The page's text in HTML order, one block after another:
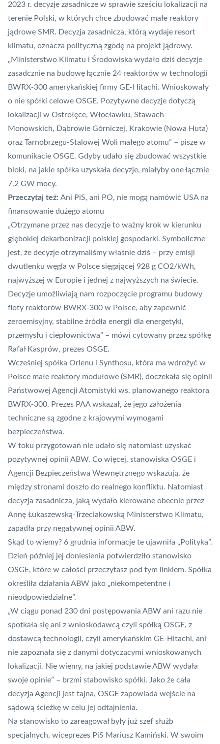
2023 r. decyzje zasadnicze w sprawie sześciu lokalizacji na
terenie Polski, w których chce zbudować małe reaktory
jądrowe SMR. Decyzja zasadnicza, którą wydaje resort
klimatu, oznacza polityczną zgodę na projekt jądrowy.
„Ministerstwo Klimatu i Środowiska wydało dziś decyzje
zasadcznie na budowę łącznie 24 reaktorów w technologii
BWRX-300 amerykańskiej firmy GE-Hitachi. Wnioskowały
o nie spółki celowe OSGE. Pozytywne decyzje dotyczą
lokalizacji w Ostrołęce, Włocławku, Stawach
Monowskich, Dąbrowie Górniczej, Krakowie (Nowa Huta)
oraz Tarnobrzegu-Stalowej Woli małego atomu” – pisze w
komunikacie OSGE. Gdyby udało się zbudować wszystkie
bloki, na jakie spółka uzyskała decyzje, miałyby one łącznie
7,2 GW mocy.
Przeczytaj też: Ani PiS, ani PO, nie mogą namówić USA na
finansowanie dużego atomu
„Otrzymane przez nas decyzje to ważny krok w kierunku
głębokiej dekarbonizacji polskiej gospodarki. Symboliczne
jest, że decyzje otrzymaliśmy właśnie dziś – przy emisji
dwutlenku węgla w Polsce sięgającej 928 g CO2/kWh,
najwyższej w Europie i jednej z najwyższych na świecie.
Decyzje umożliwiają nam rozpoczęcie programu budowy
floty reaktorów BWRX-300 w Polsce, aby zapewnić
zeroemisyjny, stabilne źródła energii dla energetyki,
przemysłu i ciepłownictwa” – mówi cytowany przez spółkę
Rafał Kasprów, prezes OSGE.
Wcześniej spółka Orlenu i Synthosu, która ma wdrożyć w
Polsce małe reaktory modułowe (SMR), doczekała się opinii
Państwowej Agencji Atomistyki ws. planowanego reaktora
BWRX-300. Prezes PAA wskazał, że jego założenia
techniczne są zgodne z krajowymi wymogami
bezpieczeństwa.
W toku przygotowań nie udało się natomiast uzyskać
pozytywnej opinii ABW. Co więcej, stanowiska OSGE i
Agencji Bezpieczeństwa Wewnętrznego wskazują, że
między stronami doszło do realnego konfliktu. Natomiast
decyzja zasadnicza, jaką wydało kierowane obecnie przez
Annę Łukaszewską-Trzeciakowską Ministerstwo Klimatu,
zapadła przy negatywnej opinii ABW.
Skąd to wiemy? 6 grudnia informacje te ujawniła „Polityka”.
Dzień później jej doniesienia potwierdziło stanowisko
OSGE, które w całości przeczytasz pod tym linkiem. Spółka
określiła działania ABW jako „niekompetentne i
nieodpowiedzialne”.
„W ciągu ponad 230 dni postępowania ABW ani razu nie
spotkała się ani z wnioskodawcą czyli spółką OSGE, z
dostawcą technologii, czyli amerykańskim GE-Hitachi, ani
nie zapoznała się z danymi dotyczącymi wnioskowanych
lokalizacji. Nie wiemy, na jakiej podstawie ABW wydała
swoje opinie” – brzmi stabowisko spółki. Jako że cała
decyzja Agencji jest tajna, OSGE zapowiada wejście na
sądową ścieżkę w celu jej odtajnienia.
Na stanowisko to zareagował były już szef służb
specjalnych, wiceprezes PiS Mariusz Kamiński. W swoim